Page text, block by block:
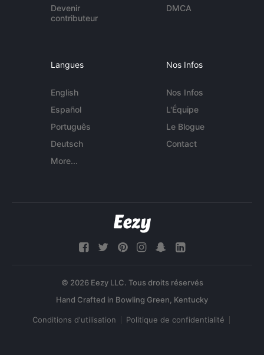
Devenir
contributeur
DMCA
Langues
English
Español
Português
Deutsch
More...
Nos Infos
Nos Infos
L'Équipe
Le Blogue
Contact
© 2026 Eezy LLC. Tous droits réservés
Conditions d'utilisation Politique de confidentialité